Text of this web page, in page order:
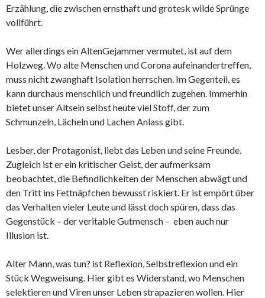
Erzählung, die zwischen ernsthaft und grotesk wilde Sprünge
vollführt.
Wer allerdings ein AltenGejammer vermutet, ist auf dem
Holzweg. Wo alte Menschen und Corona aufeinandertreffen,
muss nicht zwanghaft Isolation herrschen. Im Gegenteil, es
kann durchaus menschlich und freundlich zugehen. Immerhin
bietet unser Altsein selbst heute viel Stoff, der zum
Schmunzeln, Lächeln und Lachen Anlass gibt.
Lesber, der Protagonist, liebt das Leben und seine Freunde.
Zugleich ist er ein kritischer Geist, der aufmerksam
beobachtet, die Befindlichkeiten der Menschen abwägt und
den Tritt ins Fettnäpfchen bewusst riskiert. Er ist empört über
das Verhalten vieler Leute und lässt doch spüren, dass das
Gegenstück – der veritable Gutmensch – eben auch nur
Illusion ist.
Alter Mann, was tun? ist Reflexion, Selbstreflexion und ein
Stück Wegweisung. Hier gibt es Widerstand, wo Menschen
selektieren und Viren unser Leben strapazieren wollen. Hier